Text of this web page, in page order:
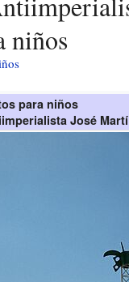
niños
para niños
José Martí